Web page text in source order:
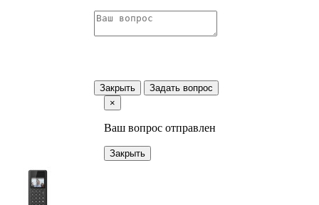
Закрыть
Задать вопрос
×
Ваш вопрос отправлен
Закрыть